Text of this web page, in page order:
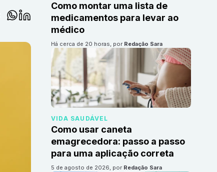
Como montar uma lista de
medicamentos para levar ao
médico
há cerca de 20 horas, por Redação Sara
VIDA SAUDÁVEL
Como usar caneta
emagrecedora: passo a passo
para uma aplicação correta
5 de agosto de 2026, por Redação Sara